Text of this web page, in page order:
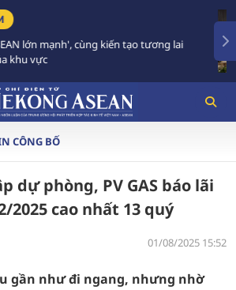
59 năm ASEAN: Giữ vững đoàn kết,
CÔNG BỐ
dự phòng, PV GAS báo lãi
2025 cao nhất 13 quý
01/08/2025 15:52
gần như đi ngang, nhưng nhờ